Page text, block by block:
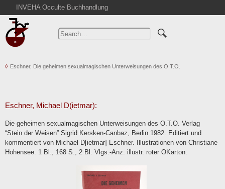
INVEHA Occulte Buchhandlung
Home
Advanced Search
Cart
Contact
Terms
Eschner, Die geheimen sexualmagischen Unterweisungen des O.T.O.
Eschner, Michael D(ietmar):
Die geheimen sexualmagischen Unterweisungen des O.T.O. Verlag
“Stein der Weisen” Sigrid Kersken-Canbaz, Berlin 1982. Editiert und
kommentiert von Michael D[ietmar] Eschner. Illustrationen von Christiane
Hohensee. 1 Bl., 168 S., 2 Bl. Vlgs.-Anz. illustr. roter OKarton.